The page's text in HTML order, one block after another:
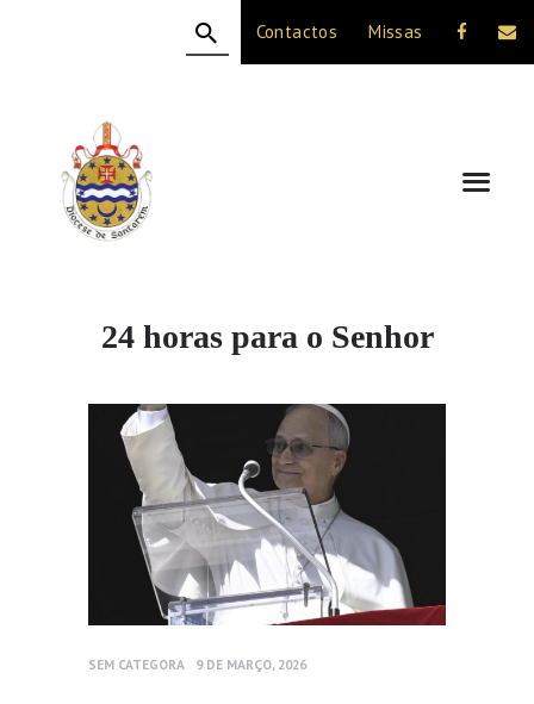
Contactos Missas
24 horas para o Senhor
A DIOCESE
CELEBRAÇÃO
VIDA CRISTÃ
NOTÍCIAS
SEM CATEGORA 9 DE MARÇO, 2026